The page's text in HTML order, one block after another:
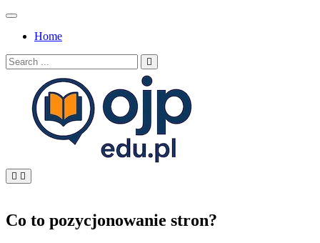
Skip
contentHome
Search
for:
Co to pozycjonowanie stron?